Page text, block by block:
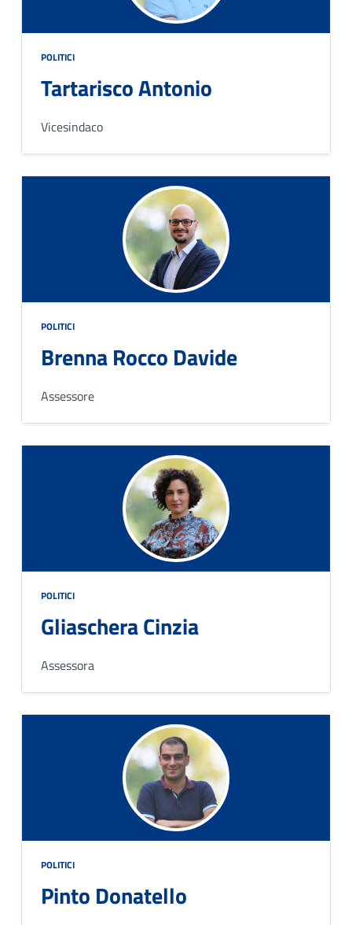
POLITICI
Tartarisco Antonio
Vicesindaco
POLITICI
Brenna Rocco Davide
Assessore
POLITICI
Gliaschera Cinzia
Assessora
POLITICI
Pinto Donatello